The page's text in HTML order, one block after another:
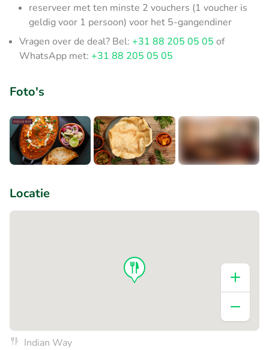
reserveer met ten minste 2 vouchers (1 voucher is
geldig voor 1 persoon) voor het 5-gangendiner
Vragen over de deal? Bel: +31 88 205 05 05 of
WhatsApp met: +31 88 205 05 05
Foto's
Locatie
Indian Way